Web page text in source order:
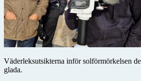
Väderleksutsikterna inför solförmörkelsen
glada.